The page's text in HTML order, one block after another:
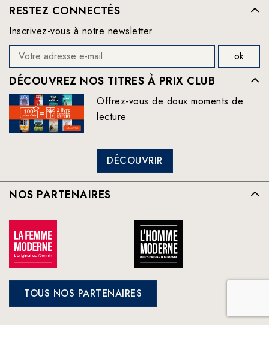
RESTEZ CONNECTÉS
Inscrivez-vous à notre newsletter
DÉCOUVREZ NOS TITRES À PRIX CLUB
Offrez-vous de doux moments de
lecture
DÉCOUVRIR
NOS PARTENAIRES
TOUS NOS PARTENAIRES